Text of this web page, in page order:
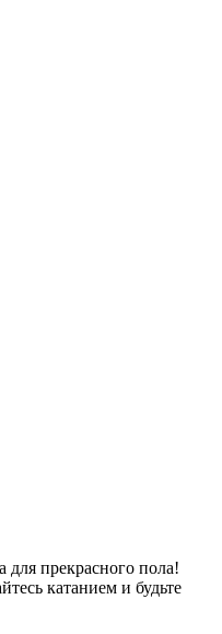
прекрасного пола!
катанием и будьте